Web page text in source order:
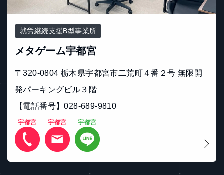
就労継続支援B型事業所
メタゲーム宇都宮
〒320-0804 栃木県宇都宮市二荒町４番２号 無限開
発パーキングビル３階
【電話番号】028-689-9810
宇都宮 宇都宮 宇都宮